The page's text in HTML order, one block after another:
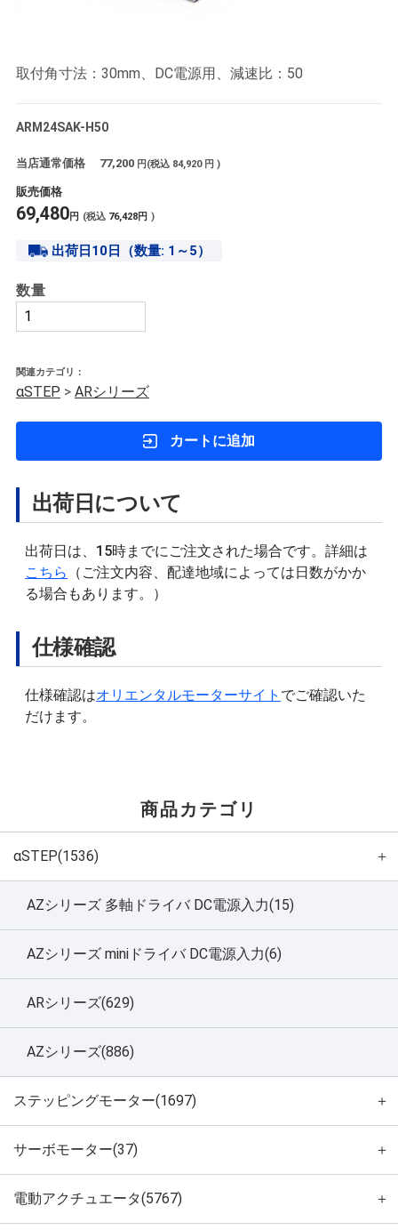
取付角寸法：30mm、DC電源用、減速比：50
ARM24SAK-H50
当店通常価格 77,200 円(税込 84,920 円 )
販売価格
69,480円 (税込 76,428円 )
出荷日10日（数量: 1～5）
数量
関連カテゴリ：
αSTEP > ARシリーズ
カートに追加
出荷日について
出荷日は、15時までにご注文された場合です。詳細は
こちら
（ご注文内容、配達地域によっては日数がかか
る場合もあります。）
仕様確認
仕様確認はオリエンタルモーターサイト でご確認いた
だけます。
商品カテゴリ
αSTEP(1536) ＋
AZシリーズ 多軸ドライバ DC電源入力(15)
AZシリーズ miniドライバ DC電源入力(6)
ARシリーズ(629)
AZシリーズ(886)
ステッピングモーター(1697) ＋
サーボモーター(37) ＋
電動アクチュエータ(5767) ＋